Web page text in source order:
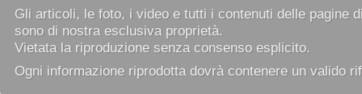
Gli articoli, le foto, i video e tutti i contenuti delle pagine
sono di nostra esclusiva proprietà.
Vietata la riproduzione senza consenso esplicito.
Ogni informazione riprodotta dovrà contenere un valido